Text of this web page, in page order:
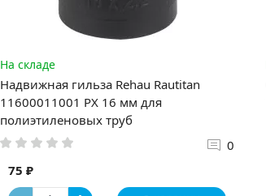
На складе
Надвижная гильза Rehau Rautitan
11600011001 PX 16 мм для
полиэтиленовых труб
0
75 ₽